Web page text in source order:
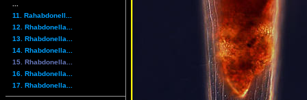
11. Rahabdonell...
12. Rhabdonella...
13. Rhabdonella...
14. Rhabdonella...
15. Rhabdonella...
16. Rhabdonella...
17. Rhabdonella...